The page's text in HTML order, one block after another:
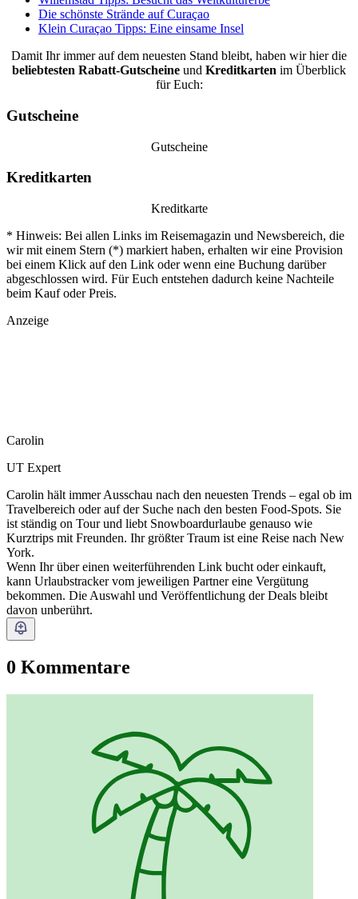
Die schönste Strände auf Curaçao
Klein Curaçao Tipps: Eine einsame Insel
Damit Ihr immer auf dem neuesten Stand bleibt, haben wir hier die
beliebtesten Rabatt-Gutscheine und Kreditkarten im Überblick
für Euch:
Gutscheine
Gutscheine
Kreditkarten
Kreditkarte
* Hinweis: Bei allen Links im Reisemagazin und Newsbereich, die
wir mit einem Stern (*) markiert haben, erhalten wir eine Provision
bei einem Klick auf den Link oder wenn eine Buchung darüber
abgeschlossen wird. Für Euch entstehen dadurch keine Nachteile
beim Kauf oder Preis.
Anzeige
Carolin
UT Expert
Carolin hält immer Ausschau nach den neuesten Trends – egal ob im
Travelbereich oder auf der Suche nach den besten Food-Spots. Sie
ist ständig on Tour und liebt Snowboardurlaube genauso wie
Kurztrips mit Freunden. Ihr größter Traum ist eine Reise nach New
York.
Wenn Ihr über einen weiterführenden Link bucht oder einkauft,
kann Urlaubstracker vom jeweiligen Partner eine Vergütung
bekommen. Die Auswahl und Veröffentlichung der Deals bleibt
davon unberührt.
0 Kommentare